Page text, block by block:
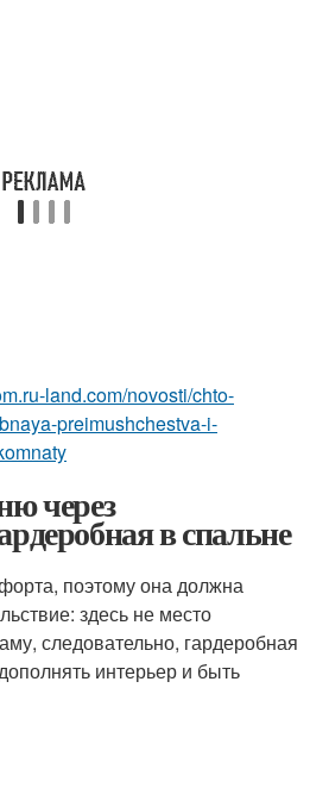
land.com/novosti/chto-
preimushchestva-i-
через
в спальне
поэтому она должна
здесь не место
следовательно, гардеробная
интерьер и быть